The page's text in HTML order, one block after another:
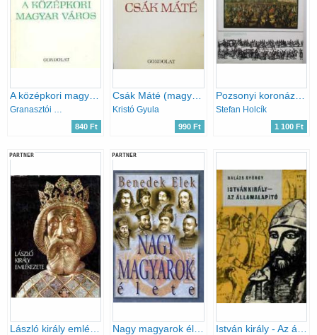
Granasztói György
840 Ft
Kristó Gyula
990 Ft
Pozsonyi koronázási ünnepségek 1563-1830
Stefan Holcík
1 100 Ft
PARTNER PARTNER